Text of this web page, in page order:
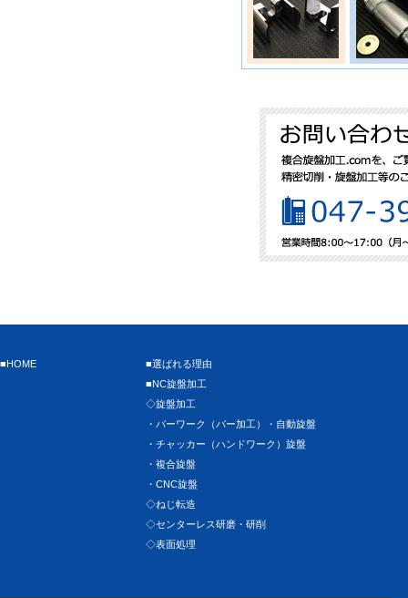
■HOME
■選ばれる理由
■NC旋盤加工
◇旋盤加工
・バーワーク（バー加工）・自動旋盤
・チャッカー（ハンドワーク）旋盤
・複合旋盤
・CNC旋盤
◇ねじ転造
◇センターレス研磨・研削
◇表面処理